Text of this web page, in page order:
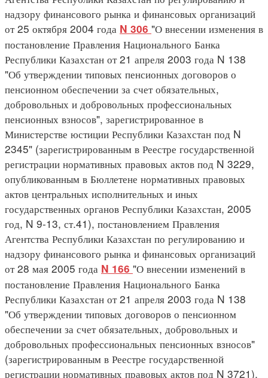
надзору финансового рынка и финансовых организаций
от 25 октября 2004 года N 306 "О внесении изменения в
постановление Правления Национального Банка
Республики Казахстан от 21 апреля 2003 года N 138
"Об утверждении типовых пенсионных договоров о
пенсионном обеспечении за счет обязательных,
добровольных и добровольных профессиональных
пенсионных взносов", зарегистрированное в
Министерстве юстиции Республики Казахстан под N
2345" (зарегистрированным в Реестре государственной
регистрации нормативных правовых актов под N 3229,
опубликованным в Бюллетене нормативных правовых
актов центральных исполнительных и иных
государственных органов Республики Казахстан, 2005
год, N 9-13, ст.41), постановлением Правления
Агентства Республики Казахстан по регулированию и
надзору финансового рынка и финансовых организаций
от 28 мая 2005 года N 166 "О внесении изменений в
постановление Правления Национального Банка
Республики Казахстан от 21 апреля 2003 года N 138
"Об утверждении типовых договоров о пенсионном
обеспечении за счет обязательных, добровольных и
добровольных профессиональных пенсионных взносов"
(зарегистрированным в Реестре государственной
регистрации нормативных правовых актов под N 3721),